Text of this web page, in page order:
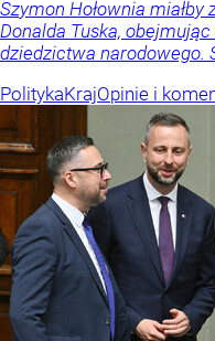
Szymon Hołownia
Donalda Tuska,
dziedzictwa narodowego.
PolitykaKrajOpinie i